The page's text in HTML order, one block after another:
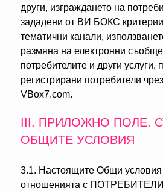
други, изграждането на
зададени от ВИ БОКС
тематични канали,
размяна на електронни
потребителите и други услуги,
регистрирани потребители
VBox7.com.
ІІІ. ПРИЛОЖНО ПОЛЕ.
ОБЩИТЕ УСЛОВИЯ
3.1. Настоящите Общи условия
отношенията с